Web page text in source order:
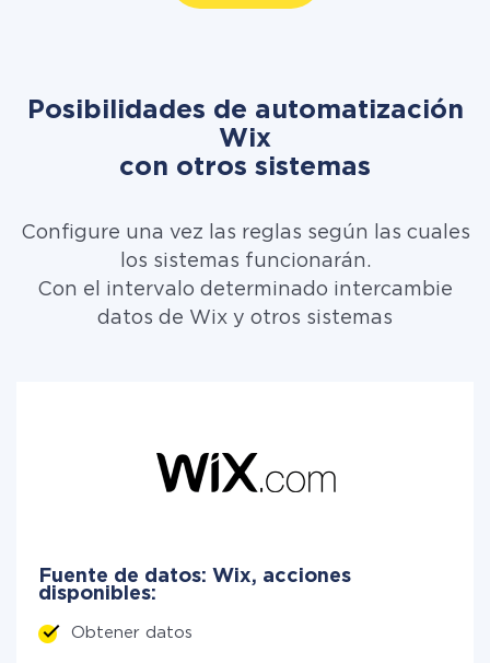
Posibilidades de automatización
Wix
con otros sistemas
Configure una vez las reglas según las cuales
los sistemas funcionarán.
Con el intervalo determinado intercambie
datos de Wix y otros sistemas
Fuente de datos: Wix, acciones
disponibles:
Obtener datos